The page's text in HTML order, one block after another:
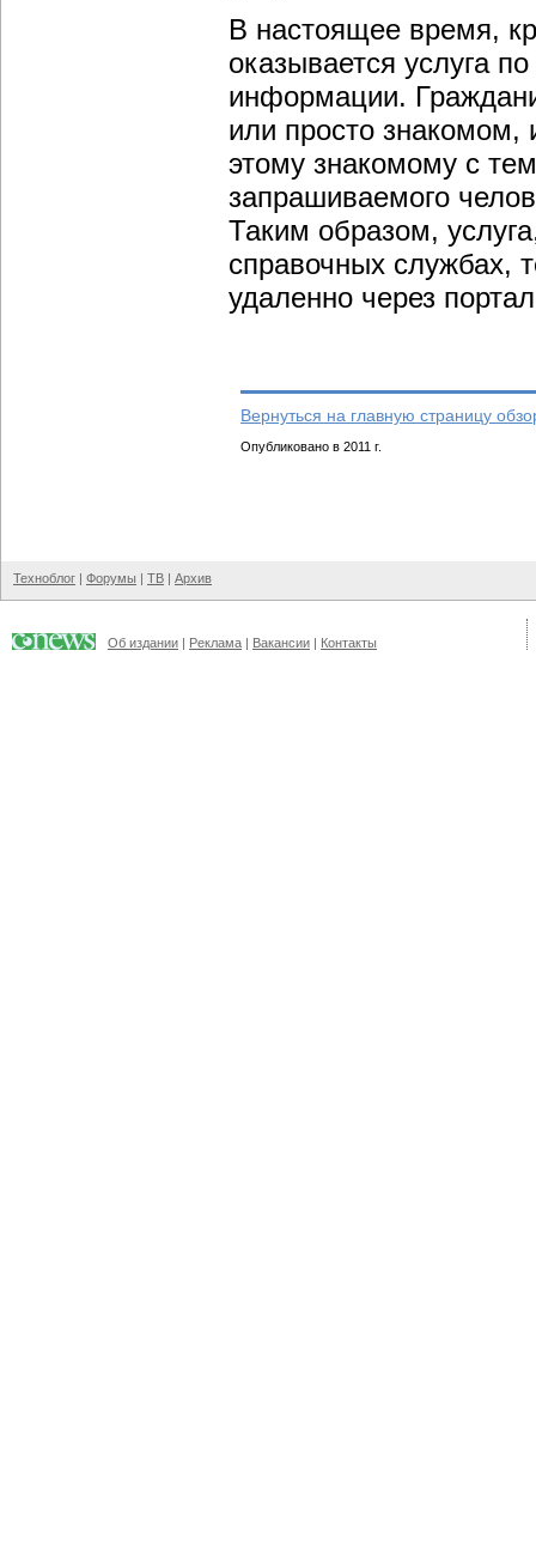
В настоящее время,
оказывается услуга
информации.
или просто знакомом,
этому знакомому с
запрашиваемого
Таким образом,
справочных службах,
удаленно через портал
Вернуться на главную страницу
Опубликовано в 2011 г.
Техноблог Форумы ТВ Архив
Об издании Реклама Вакансии Контакты